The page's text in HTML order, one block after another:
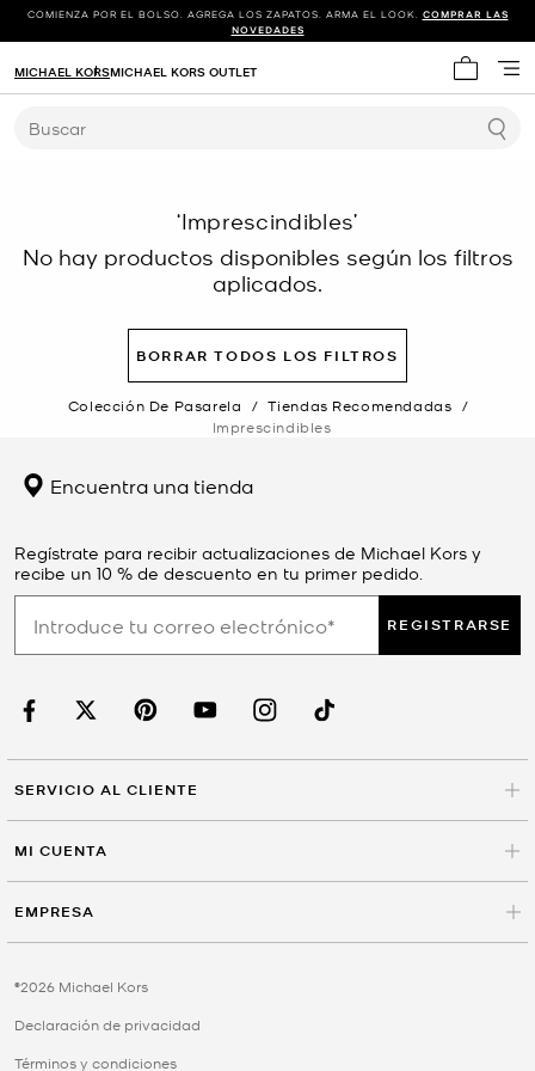
COMIENZA POR EL BOLSO. AGREGA LOS ZAPATOS. ARMA EL LOOK. COMPRAR LAS
NOVEDADES
Mi
MICHAEL KORSMICHAEL KORS OUTLET
Buscar
‘Imprescindibles’
No hay productos disponibles según los filtros
aplicados.
BORRAR TODOS LOS FILTROS
Colección De Pasarela / Tiendas Recomendadas /
Imprescindibles
Encuentra una tienda
Regístrate para recibir actualizaciones de Michael Kors y
recibe un 10 % de descuento en tu primer pedido.
REGISTRARSE
SERVICIO AL CLIENTE
MI CUENTA
EMPRESA
©2026 Michael Kors
Declaración de privacidad
Términos y condiciones